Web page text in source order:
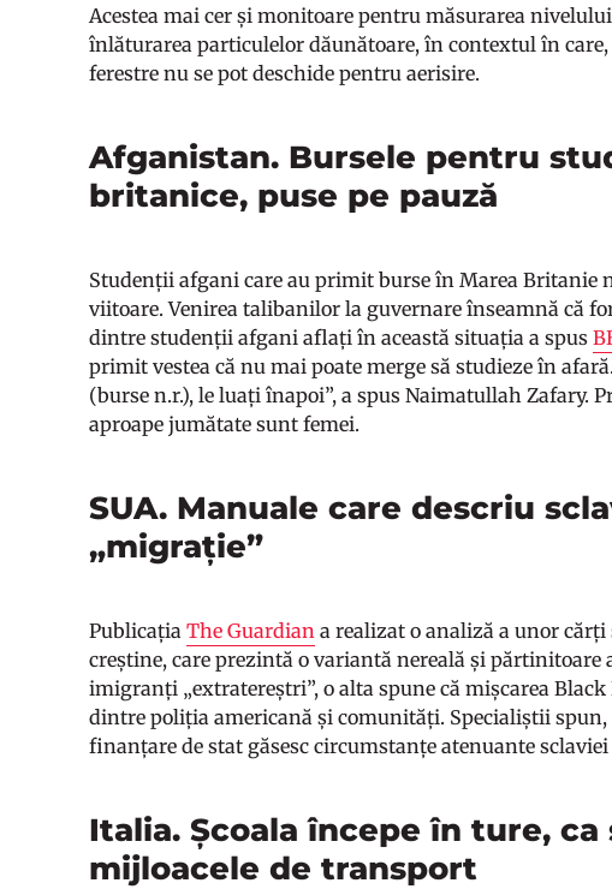
Acestea mai cer și monitoare pentru măsurarea
înlăturarea particulelor dăunătoare, în contextul în
ferestre nu se pot deschide pentru aerisire.
Afganistan. Bursele pentru
britanice, puse pe pauză
Studenții afgani care au primit burse în Marea Britanie
viitoare. Venirea talibanilor la guvernare înseamnă că
dintre studenții afgani aflați în această situația a spus
primit vestea că nu mai poate merge să studieze în
(burse n.r.), le luați înapoi”, a spus Naimatullah Zafary.
aproape jumătate sunt femei.
SUA. Manuale care descriu
„migrație”
PublicațiaThe Guardian a realizat o analiză a unor
creștine, care prezintă o variantă nereală și
imigranți „extratereștri”, o alta spune că mișcarea
dintre poliția americană și comunități. Specialiștii spun,
finanțare de stat găsesc circumstanțe atenuante
Italia. Școala începe în ture, ca
mijloacele de transport